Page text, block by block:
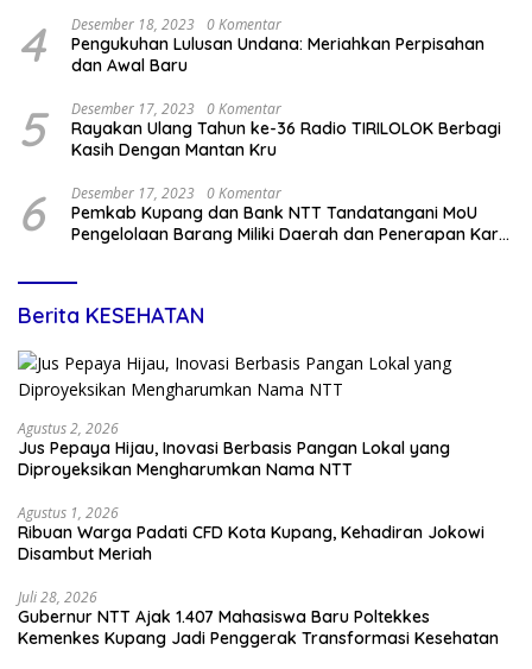
4 Desember 18, 2023 0 Komentar
Pengukuhan Lulusan Undana: Meriahkan Perpisahan
dan Awal Baru
5 Desember 17, 2023 0 Komentar
Rayakan Ulang Tahun ke-36 Radio TIRILOLOK Berbagi
Kasih Dengan Mantan Kru
6 Desember 17, 2023 0 Komentar
Pemkab Kupang dan Bank NTT Tandatangani MoU
Pengelolaan Barang Miliki Daerah dan Penerapan Kartu
Berita KESEHATAN
Agustus 2, 2026
Jus Pepaya Hijau, Inovasi Berbasis Pangan Lokal yang
Diproyeksikan Mengharumkan Nama NTT
Agustus 1, 2026
Ribuan Warga Padati CFD Kota Kupang, Kehadiran Jokowi
Disambut Meriah
Juli 28, 2026
Gubernur NTT Ajak 1.407 Mahasiswa Baru Poltekkes
Kemenkes Kupang Jadi Penggerak Transformasi Kesehatan